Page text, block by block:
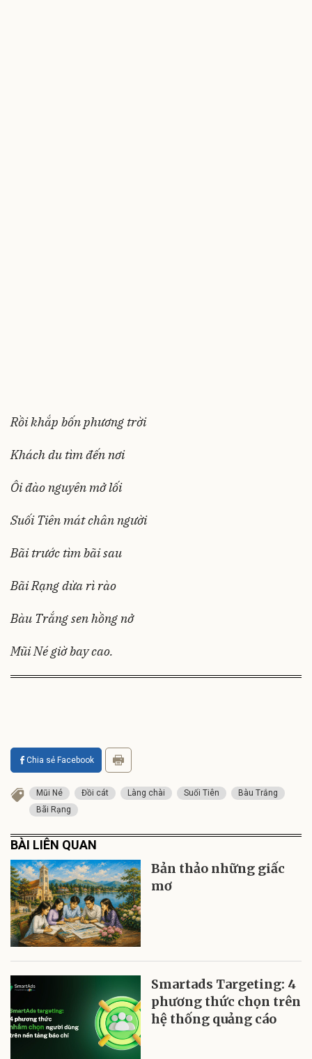
Rồi khắp bốn phương trời
Khách du tìm đến nơi
Ôi đào nguyên mở lối
Suối Tiên mát chân người
Bãi trước tìm bãi sau
Bãi Rạng dừa rì rào
Bàu Trắng sen hồng nở
Mũi Né giờ bay cao.
Chia sẻ Facebook
Mũi Né Đồi cát Làng chài Suối Tiên
Bàu Trắng
Bãi Rạng
BÀI LIÊN QUAN
Bản thảo những giấc
mơ
Smartads Targeting: 4
phương thức chọn trên
hệ thống quảng cáo